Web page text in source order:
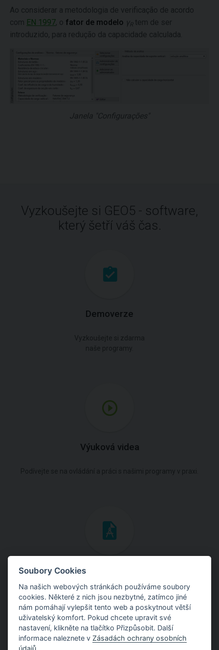
Ao considerar a metodologia de verificação de acordo
com EN 1997, o fator de modelo γRtem de ser
introduzido, para redução da capacidade calculada.
Janela "Configurações"
Vyzkoušejte si GEO5 - software,
který šetří váš čas.
Demoverze
Výuková videa
Inženýrské manuály
Stáhněte si manuály s teoretickými i praktickými ukázkami
použití programů.
Soubory Cookies
Na našich webových stránkách používáme soubory
cookies. Některé z nich jsou nezbytné, zatímco jiné
nám pomáhají vylepšit tento web a poskytnout větší
uživatelský komfort. Pokud chcete upravit své
nastavení, klikněte na tlačítko Přizpůsobit. Další
informace naleznete v Zásadách ochrany osobních
údajů